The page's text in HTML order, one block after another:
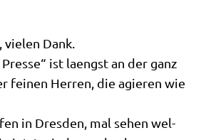
vie­len Dank.
ist laengst an der ganz
fei­nen Her­ren, die agie­ren wie
in Dres­den, mal sehen wel­